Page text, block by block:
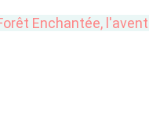
Enchantée,